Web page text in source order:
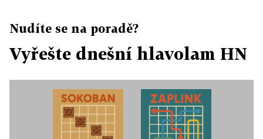
Nudíte se na poradě?
Vyřešte dnešní hlavolam HN